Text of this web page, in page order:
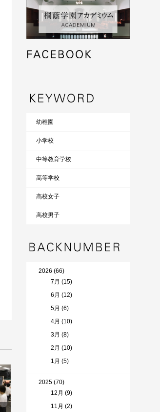
幼稚園
小学校
中等教育学校
高等学校
高校女子
高校男子
2026 (66)
7月 (15)
6月 (12)
5月 (6)
4月 (10)
3月 (8)
2月 (10)
1月 (5)
2025 (70)
12月 (9)
11月 (2)